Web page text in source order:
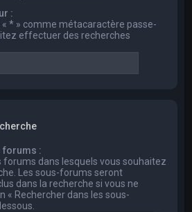
:
* » comme métacaractère passe-
effectuer des recherches
forums :
forums dans lesquels vous souhaitez
Les sous-forums seront
dans la recherche si vous ne
« Rechercher dans les sous-